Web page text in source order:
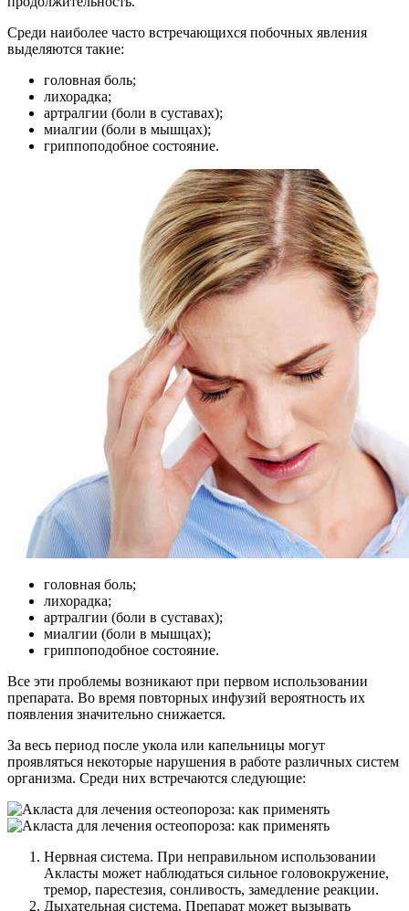
Среди наиболее часто встречающихся побочных явления
выделяются такие:
головная боль;
лихорадка;
артралгии (боли в суставах);
миалгии (боли в мышцах);
гриппоподобное состояние.
головная боль;
лихорадка;
артралгии (боли в суставах);
миалгии (боли в мышцах);
гриппоподобное состояние.
Все эти проблемы возникают при первом использовании
препарата. Во время повторных инфузий вероятность их
появления значительно снижается.
За весь период после укола или капельницы могут
проявляться некоторые нарушения в работе различных систем
организма. Среди них встречаются следующие:
Нервная система. При неправильном использовании
Акласты может наблюдаться сильное головокружение,
тремор, парестезия, сонливость, замедление реакции.
Дыхательная система. Препарат может вызывать